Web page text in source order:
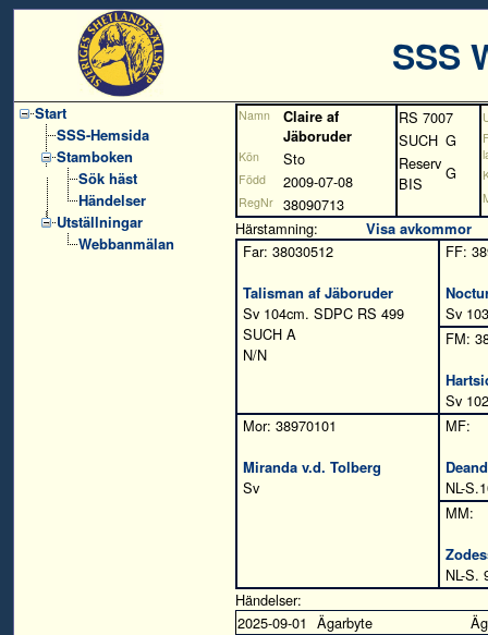
SSS
Start
SSS-Hemsida
Stamboken
Sök häst
Händelser
Utställningar
Webbanmälan
Namn
Claire af
Jäboruder
Kön Sto
Född 2009-07-08
RegNr 38090713
RS 7007
SUCH G
Reserv
BIS
G
Härstamning:
Visa avkommor
Far: 38030512
Talisman af Jäboruder
Sv 104cm. SDPC RS 499
SUCH A
N/N
FF:
Sv
FM:
Sv
Mor: 38970101
Miranda v.d. Tolberg
Sv
MF:
NL-
MM:
NL-S.
Händelser:
2025-09-01 Ägarbyte